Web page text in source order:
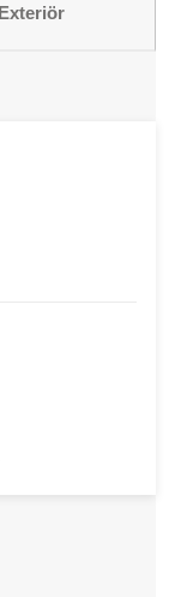
Exteriör